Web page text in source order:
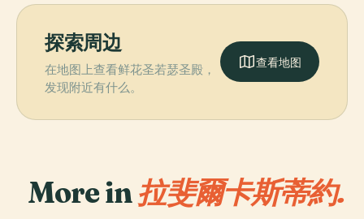
探索周边
在地图上查看鲜花圣若瑟圣殿，
发现附近有什么。
查看地图
More in拉斐爾卡斯蒂約.